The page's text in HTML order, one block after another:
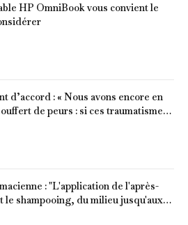
HP OmniBook vous convient le
d’accord : « Nous avons encore en
de peurs : si ces traumatismes
ils continueront à nous affecter dans
: "L'application de l'après-
le shampooing, du milieu jusqu'aux
pour les cheveux délicats et